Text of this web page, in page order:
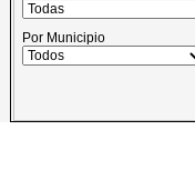
Por Municipio